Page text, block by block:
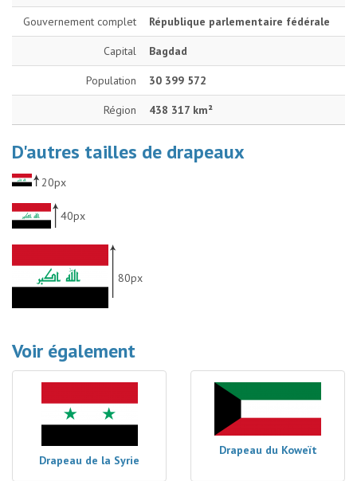
Gouvernement complet République parlementaire fédérale
Capital Bagdad
Population 30 399 572
Région 438 317 km²
D'autres tailles de drapeaux
20px
40px
80px
Voir également
Drapeau de la Syrie
Drapeau du Koweït